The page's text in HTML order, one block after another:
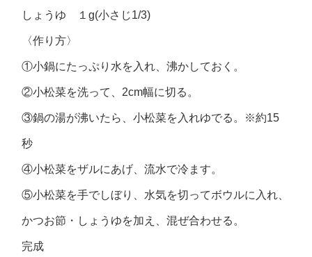
しょうゆ １g(小さじ1/3)
〈作り方〉
①小鍋にたっぷり水を入れ、沸かしておく。
②小松菜を洗って、2cm幅に切る。
③鍋の湯が沸いたら、小松菜を入れゆでる。※約15
秒
④小松菜をザルにあげ、流水で冷ます。
⑤小松菜を手でしぼり、水気を切ってボウルに入れ、
かつお節・しょうゆを加え、混ぜ合わせる。
完成